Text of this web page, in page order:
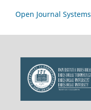
Open Journal Systems